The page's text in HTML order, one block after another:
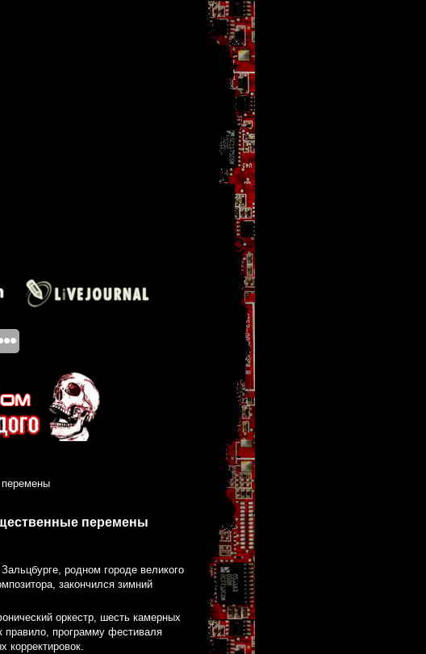
перемены
родном городе великого
закончился зимний
оркестр, шесть камерных
правило, программу фестиваля
корректировок.